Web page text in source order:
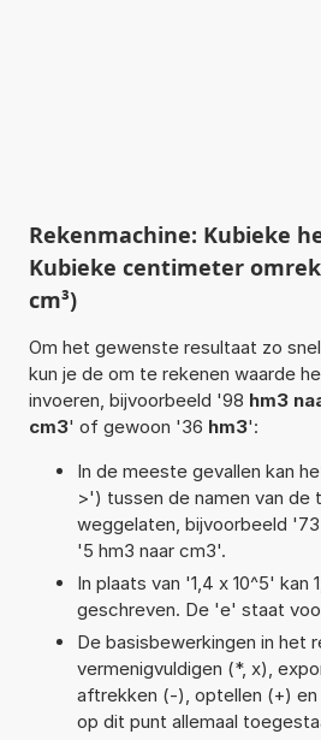
Rekenmachine: Kubieke
Kubieke centimeter
cm³)
Om het gewenste resultaat zo
kun je de om te rekenen waarde
invoeren, bijvoorbeeld '98 hm3
cm3' of gewoon '36 hm3':
In de meeste gevallen kan
>') tussen de namen van de
weggelaten, bijvoorbeeld '73
'5 hm3 naar cm3'.
In plaats van '1,4 x 10^5' kan
geschreven. De 'e' staat
De basisbewerkingen in het
vermenigvuldigen (*, x),
aftrekken (-), optellen (+)
op dit punt allemaal